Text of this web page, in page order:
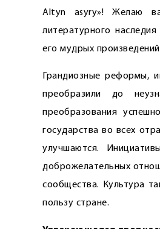
Altyn asyry»! Желаю
литературного
его мудрых
Грандиозные реформы,
преобразили до
преобразования
государства во всех
улучшаются.
доброжелательных
сообщества. Культура
пользу стране.